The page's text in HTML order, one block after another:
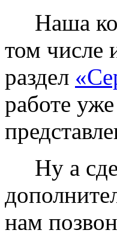
Наша
том числе
раздел
работе
Ну а
нам